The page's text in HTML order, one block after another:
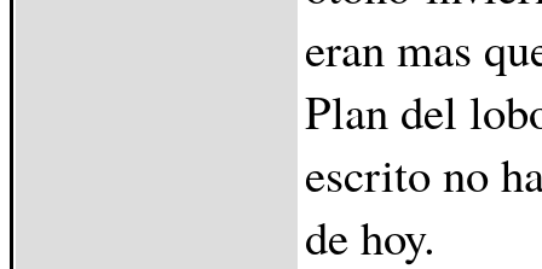
eran mas
Plan del
escrito no
de hoy.